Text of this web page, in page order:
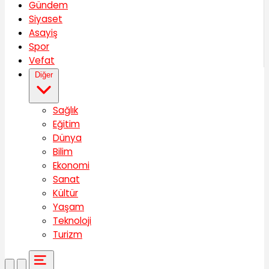
Gündem
Siyaset
Asayiş
Spor
Vefat
Diğer
Sağlık
Eğitim
Dünya
Bilim
Ekonomi
Sanat
Kültür
Yaşam
Teknoloji
Turizm